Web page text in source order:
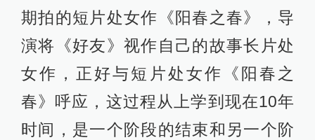
期拍的短片处女作《阳春之春》，导
演将《好友》视作自己的故事长片处
女作，正好与短片处女作《阳春之
春》呼应，这过程从上学到现在10年
时间，是一个阶段的结束和另一个阶